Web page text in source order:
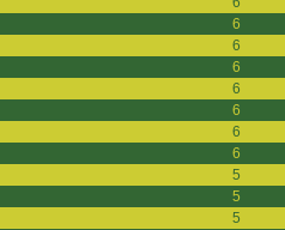
6
6
6
6
6
6
6
5
5
5